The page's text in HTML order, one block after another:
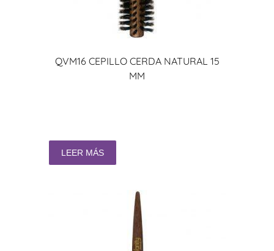
QVM16 CEPILLO CERDA NATURAL 15
MM
LEER MÁS